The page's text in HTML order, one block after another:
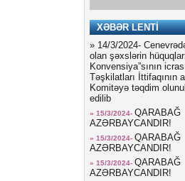
XƏBƏR LENTİ
» 14/3/2024-
olan şəxslərin
Konvensiya”sının
Təşkilatları İttifaqının
Komitəyə təqdim
edilib
» 15/3/2024- QARABAĞ
AZƏRBAYCANDIR!
» 15/3/2024- QARABAĞ
AZƏRBAYCANDIR!
» 15/3/2024- QARABAĞ
AZƏRBAYCANDIR!